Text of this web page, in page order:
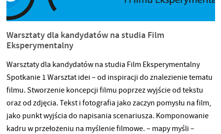
Warsztaty dla kandydatów na studia Film
Eksperymentalny
Warsztaty dla kandydatów na studia Film Eksperymentalny
Spotkanie 1 Warsztat idei – od inspiracji do znalezienie tematu
filmu. Stworzenie koncepcji filmu poprzez wyjście od tekstu
oraz od zdjęcia. Tekst i fotografia jako zaczyn pomysłu na film,
jako punkt wyjścia do napisania scenariusza. Komponowanie
kadru w przełożeniu na myślenie filmowe. – mapy myśli –